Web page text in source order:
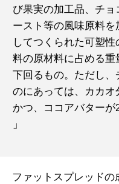
び果実の加工品、チ
ースト等の風味原料
してつくられた可塑
料の原材料に占める
下回るもの。ただし
のにあっては、カカオ
かつ、ココアバターが
」
ファットスプレッドの